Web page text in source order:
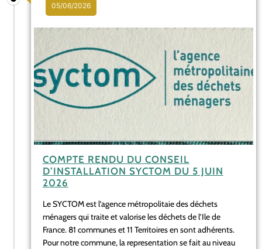
05/06/2026
COMPTE RENDU DU CONSEIL
D’INSTALLATION SYCTOM DU 5 JUIN
2026
Le SYCTOM est l’agence métropolitaie des déchets
ménagers qui traite et valorise les déchets de l’Ile de
France. 81 communes et 11 Territoires en sont adhérents.
Pour notre commune, la representation se fait au niveau